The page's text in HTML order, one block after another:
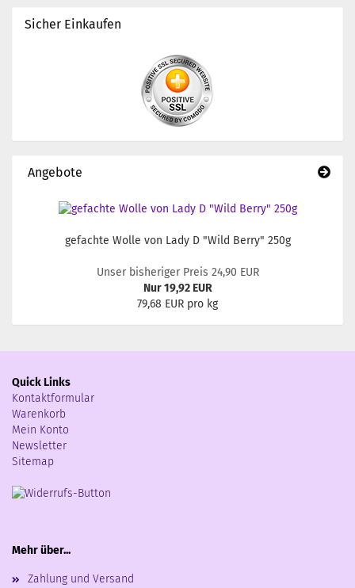
Sicher Einkaufen
Angebote
gefachte Wolle von Lady D "Wild Berry" 250g
Unser bisheriger Preis 24,90 EUR
Nur 19,92 EUR
79,68 EUR pro kg
Quick Links
Kontaktformular
Warenkorb
Mein Konto
Newsletter
Sitemap
Mehr über...
Zahlung und Versand